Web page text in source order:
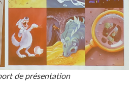
de présentation